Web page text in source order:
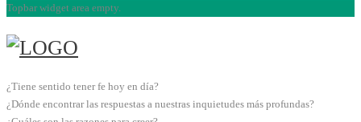
Topbar widget area empty.
¿Tiene sentido tener fe hoy en día?
¿Dónde encontrar las respuestas a nuestras inquietudes más profundas?